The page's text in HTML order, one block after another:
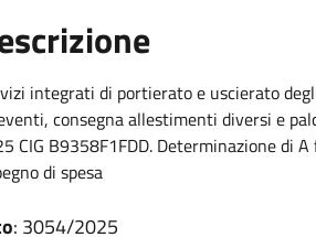
integrati di portierato e uscierato
consegna allestimenti diversi e
CIG B9358F1FDD. Determinazione di
di spesa
: 3054/2025